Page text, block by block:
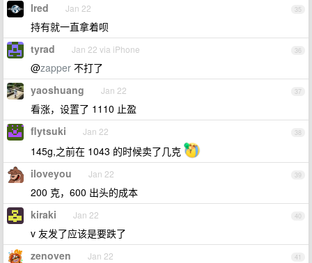
35
lred Jan 22
持有就一直拿着呗
36
tyrad Jan 22 via iPhone
@zapper 不打了
37
yaoshuang Jan 22
看涨，设置了 1110 止盈
38
flytsuki Jan 22
145g,之前在 1043 的时候卖了几克
39
iloveyou Jan 22
200 克，600 出头的成本
40
kiraki Jan 22
v 友发了应该是要跌了
41
zenoven Jan 22